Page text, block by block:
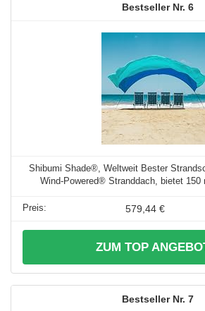
6
Shibumi Shade®, Weltweit Bester
Wind-Powered® Stranddach, bietet 150
579,44 €
ZUM TOP
7